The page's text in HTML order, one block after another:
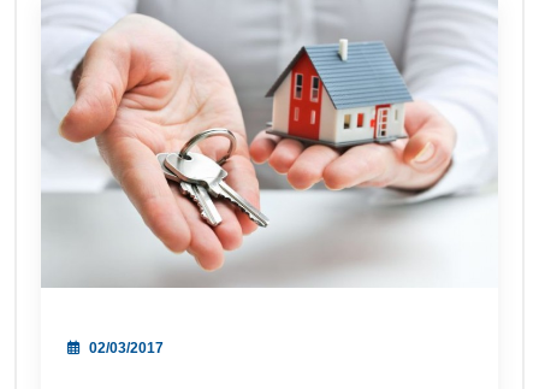
02/03/2017